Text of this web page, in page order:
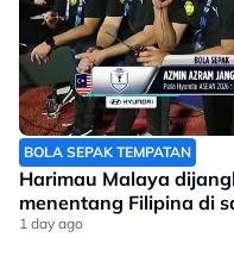
BOLA SEPAK TEMPATAN
Harimau Malaya
menentang Filipina di
1 day ago